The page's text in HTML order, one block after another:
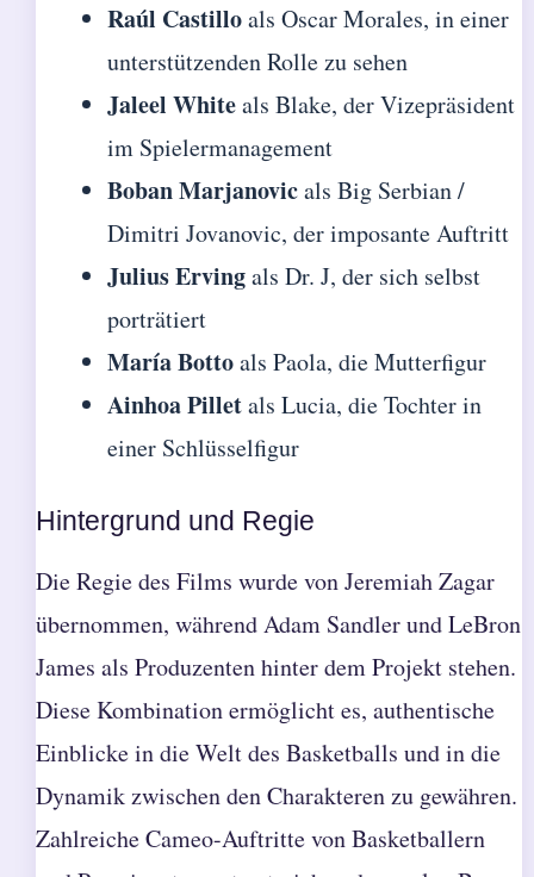
Raúl Castilloals Oscar Morales, in einer
unterstützenden Rolle zu sehen
Jaleel Whiteals Blake, der Vizepräsident
im Spielermanagement
Boban Marjanovicals Big Serbian /
Dimitri Jovanovic, der imposante Auftritt
Julius Ervingals Dr. J, der sich selbst
porträtiert
María Bottoals Paola, die Mutterfigur
Ainhoa Pilletals Lucia, die Tochter in
einer Schlüsselfigur
Hintergrund und Regie
Die Regie des Films wurde von Jeremiah Zagar
übernommen, während Adam Sandler und LeBron
James als Produzenten hinter dem Projekt stehen.
Diese Kombination ermöglicht es, authentische
Einblicke in die Welt des Basketballs und in die
Dynamik zwischen den Charakteren zu gewähren.
Zahlreiche Cameo-Auftritte von Basketballern